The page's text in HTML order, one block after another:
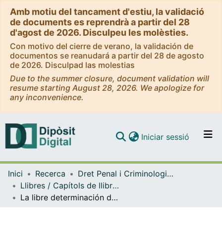
Amb motiu del tancament d'estiu, la validació
de documents es reprendrà a partir del 28
d'agost de 2026. Disculpeu les molèsties.
Con motivo del cierre de verano, la validación de
documentos se reanudará a partir del 28 de agosto
de 2026. Disculpad las molestias
Due to the summer closure, document validation will
resume starting August 28, 2026. We apologize for
any inconvenience.
Navega per tot el DD
Com publicar
Iniciar sessió (current)
Inici Recerca
Dret Penal i Criminologia, i Dret Internacional Públic i Relacions Internacional
Llibres / Capítols de llibre (Dret Penal i Criminologia, i Dret Internacional Públic i Relacions Internacionals)
La libre determinación de los pueblos, ¿un derecho a la independencia para cualquier pueblo?